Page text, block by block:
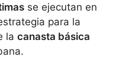
se ejecutan en
para la
la canasta básica